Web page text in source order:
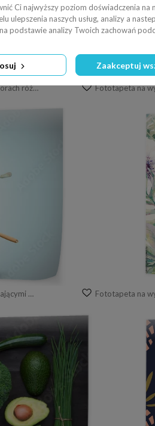
Fototapeta na wymiar Akwarela sztućce wzór w kolorach różowym i fioletowym. Tło z łyżki, widelce i noże. Fototapeta na
Fototapeta na wymiar Duża żelazna patelnia z spadającymi warzywami i grzybami
Ci najwyższy poziom doświadczenia na
ulepszenia naszych usług, analizy a
podstawie analizy Twoich zachowań
Zaakceptuj